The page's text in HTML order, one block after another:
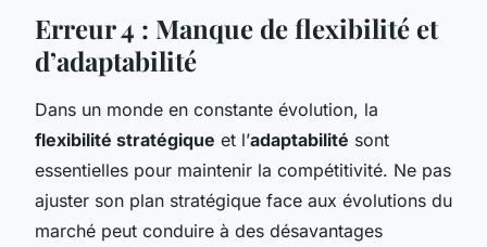
Erreur 4 : Manque de flexibilité et
d’adaptabilité
Dans un monde en constante évolution, la
flexibilité stratégique et l’adaptabilité sont
essentielles pour maintenir la compétitivité. Ne pas
ajuster son plan stratégique face aux évolutions du
marché peut conduire à des désavantages